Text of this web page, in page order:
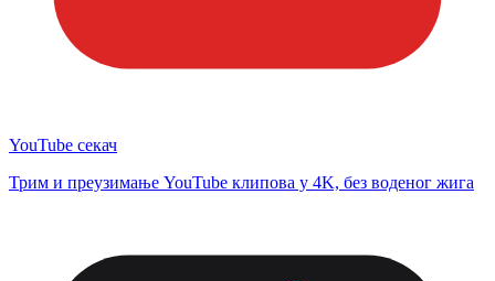
YouTube секач
Трим и преузимање YouTube клипова у 4K, без воденог жига